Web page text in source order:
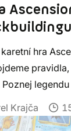
hra
Poznej
Krajča